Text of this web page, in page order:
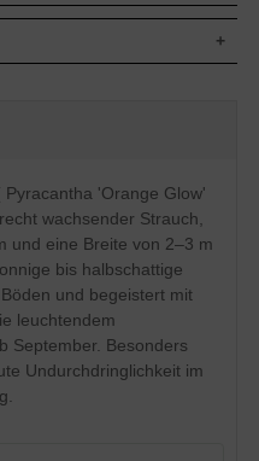
orange bis
bis teilweise
am mehrjährigen
des Sommers
optimale
nährstoffreichen Böden
Alter)
und Blüte'Orange Glow'
wachsender Strauch,
und eine Breite von 2–3 m
bis halbschattige
und begeistert mit
leuchtendem
September. Besonders
Undurchdringlichkeit im